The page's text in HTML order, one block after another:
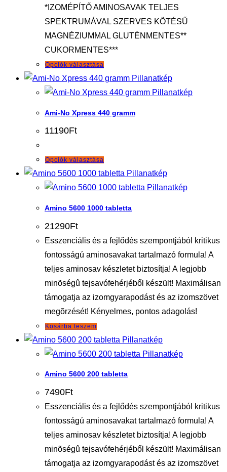
*IZOMÉPÍTŐ AMINOSAVAK TELJES
SPEKTRUMÁVAL SZERVES KÖTÉSŰ
MAGNÉZIUMMAL GLUTÉNMENTES**
CUKORMENTES***
Opciók választása
a
terméknek
a
termékoldalon
választhatók
Pillanatkép
Pillanatkép
Ami-No Xpress 440 gramm
11190Ft
Opciók választása
a
terméknek
A
változatok
a
termékoldalon
választhatók
ki
Pillanatkép
Pillanatkép
Amino 5600 1000 tabletta
21290Ft
Esszenciális és a fejlődés szempontjából kritikus
fontosságú aminosavakat tartalmazó formula! A
teljes aminosav készletet biztosítja! A legjobb
minõségû tejsavófehérjéből készült! Maximálisan
támogatja az izomgyarapodást és az izomszövet
megõrzését! Kényelmes, pontos adagolás!
Kosárba teszem
Pillanatkép
Pillanatkép
Amino 5600 200 tabletta
7490Ft
Esszenciális és a fejlődés szempontjából kritikus
fontosságú aminosavakat tartalmazó formula! A
teljes aminosav készletet biztosítja! A legjobb
minõségû tejsavófehérjéből készült! Maximálisan
támogatja az izomgyarapodást és az izomszövet